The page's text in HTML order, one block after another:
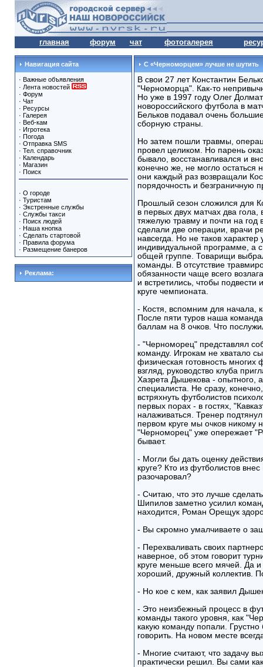
главная форум чат фотогалерея
Навигация сайта
· Важные объявления
· Лента новостей
· Форум
· Чат
· Ресурсы
· Галерея
· Веб-кам
· Игротека
· Погода
· Отправка SMS
· Тел. справочник
· Календарь
· Магазин
· Поиск
· О городе
· Туристам
· Экстренные службы
· Службы такси
· Поиск людей
· Наша кнопка
· Сделать стартовой
· Правила форума
· Размещение банеров
Реклама:
С «Черноморцем» лучше не шутить
В свои 27 лет Константин
"Черноморца". Как-то
Но уже в 1997 году Олег
новороссийского футбола в
Бельков подавал очень
сборную страны.
Но затем пошли травмы,
провел целиком. Но парень
бывало, восстанавливался и
конечно же, не могло
они каждый раз возвращали
порядочность и безграничную
Прошлый сезон сложился для
в первых двух матчах два
тяжелую травму и почти на год
сделали две операции, врачи
навсегда. Но не таков
индивидуальной программе, а
общей группе. Товарищи
команды. В отсутствие
обязанности чаще всего
и встретились, чтобы
круге чемпионата.
- Костя, вспомним для начала,
После пяти туров наша
баллам на 8 очков. Что
- "Черноморец" представлял
команду. Игрокам не хватало
физическая готовность
взгляд, руководство клуба
Хазрета Дышекова - опытного, а
специалиста. Не сразу,
встряхнуть футболистов
первых порах - в гостях,
налаживаться. Тренер
первом круге мы очков никому
"Черноморец" уже опережает
бывает.
- Могли бы дать оценку
круге? Кто из футболистов
разочаровал?
- Считаю, что это лучше
Шипилов заметно усилил
находится, Роман Орещук
- Вы скромно умалчиваете о
- Перехваливать своих
наверное, об этом говорит
круге меньше всего мячей. Да
хороший, дружный коллектив.
- Но кое с кем, как заявил
- Это неизбежный процесс в
команды такого уровня, как
какую команду попали. Грустно
говорить. На новом месте
- Многие считают, что задачу
практически решил. Вы сами